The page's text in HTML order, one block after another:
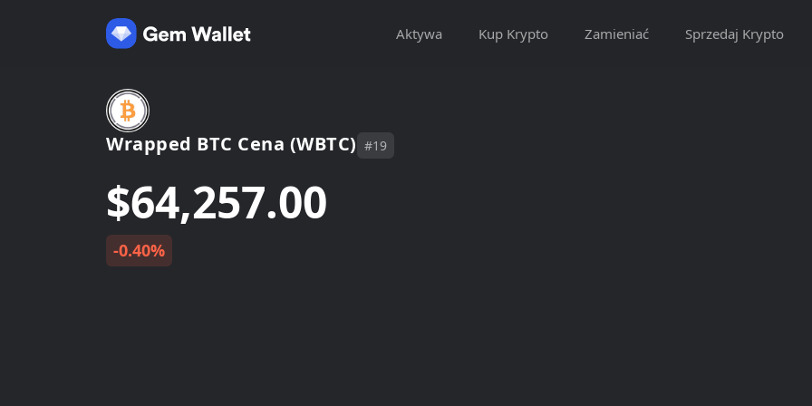
Aktywa Kup Krypto Zamieniać Sprzedaj Krypto
Wrapped BTC Cena (WBTC) #19
$64,257.00
-0.40%